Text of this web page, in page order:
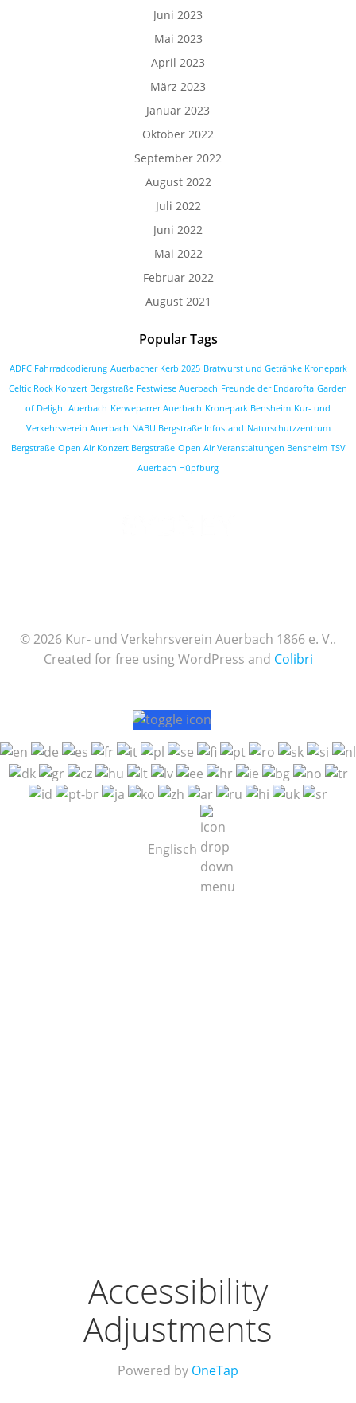
Juni 2023
Mai 2023
April 2023
März 2023
Januar 2023
Oktober 2022
September 2022
August 2022
Juli 2022
Juni 2022
Mai 2022
Februar 2022
August 2021
Popular Tags
ADFC Fahrradcodierung Auerbacher Kerb 2025 Bratwurst und Getränke Kronepark
Celtic Rock Konzert Bergstraße Festwiese Auerbach Freunde der Endarofta Garden
of Delight Auerbach Kerweparrer Auerbach Kronepark Bensheim Kur- und
Verkehrsverein Auerbach NABU Bergstraße Infostand Naturschutzzentrum
Bergstraße Open Air Konzert Bergstraße Open Air Veranstaltungen Bensheim TSV
Auerbach Hüpfburg
© 2026 Kur- und Verkehrsverein Auerbach 1866 e. V..
Created for free using WordPress and Colibri
Englisch
Accessibility
Adjustments
Powered by OneTap